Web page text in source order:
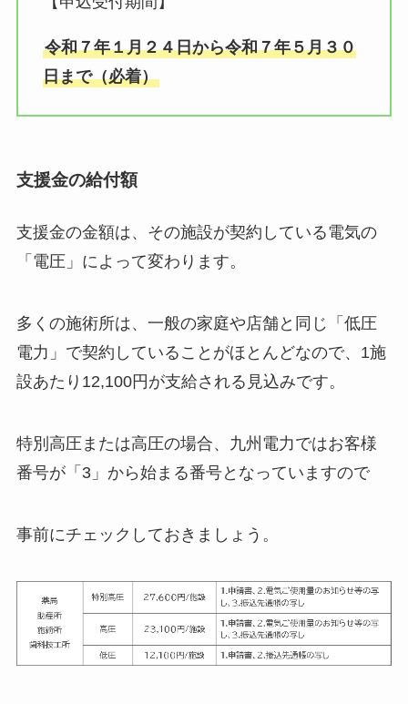
令和７年１月２４日から令和７年５月３０
日まで（必着）
支援金の給付額
支援金の金額は、その施設が契約している電気の
「電圧」によって変わります。
多くの施術所は、一般の家庭や店舗と同じ「低圧
電力」で契約していることがほとんどなので、1施
設あたり12,100円が支給される見込みです。
特別高圧または高圧の場合、九州電力ではお客様
番号が「3」から始まる番号となっていますので
事前にチェックしておきましょう。